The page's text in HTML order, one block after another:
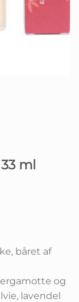
ml
båret af
og
lavendel